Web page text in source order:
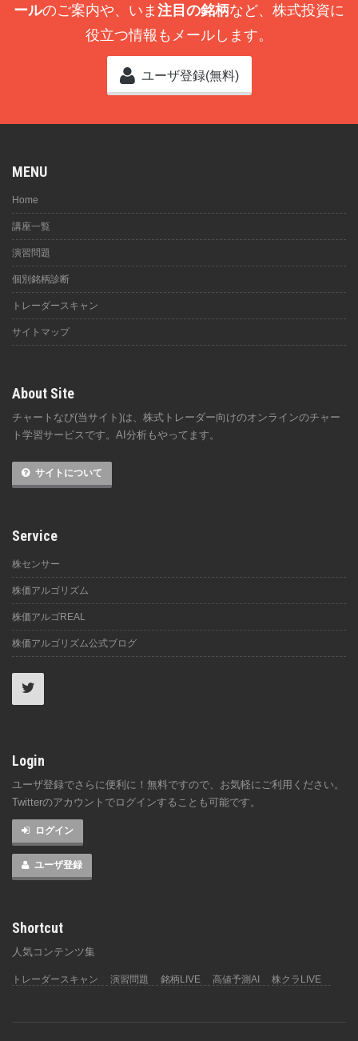
ールのご案内や、いま 注目の銘柄など、株式投資に
役立つ情報もメールします。
ユーザ登録(無料)
MENU
Home
講座一覧
演習問題
個別銘柄診断
トレーダースキャン
サイトマップ
About Site
チャートなび(当サイト)は、株式トレーダー向けのオンラインのチャー
ト学習サービスです。AI分析もやってます。
サイトについて
Service
株センサー
株価アルゴリズム
株価アルゴREAL
株価アルゴリズム公式ブログ
Login
ユーザ登録でさらに便利に！無料ですので、お気軽にご利用ください。
Twitterのアカウントでログインすることも可能です。
ログイン
ユーザ登録
Shortcut
人気コンテンツ集
トレーダースキャン 演習問題 銘柄LIVE 高値予測AI 株クラLIVE